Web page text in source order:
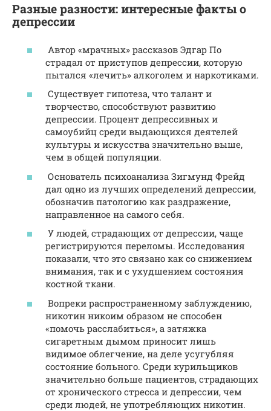
Разные разности: интересные факты о
депрессии
Автор «мрачных» рассказов Эдгар По
страдал от приступов депрессии, которую
пытался «лечить» алкоголем и наркотиками.
Существует гипотеза, что талант и
творчество, способствуют развитию
депрессии. Процент депрессивных и
самоубийц среди выдающихся деятелей
культуры и искусства значительно выше,
чем в общей популяции.
Основатель психоанализа Зигмунд Фрейд
дал одно из лучших определений депрессии,
обозначив патологию как раздражение,
направленное на самого себя.
У людей, страдающих от депрессии, чаще
регистрируются переломы. Исследования
показали, что это связано как со снижением
внимания, так и с ухудшением состояния
костной ткани.
Вопреки распространенному заблуждению,
никотин никоим образом не способен
«помочь расслабиться», а затяжка
сигаретным дымом приносит лишь
видимое облегчение, на деле усугубляя
состояние больного. Среди курильщиков
значительно больше пациентов, страдающих
от хронического стресса и депрессии, чем
среди людей, не употребляющих никотин.